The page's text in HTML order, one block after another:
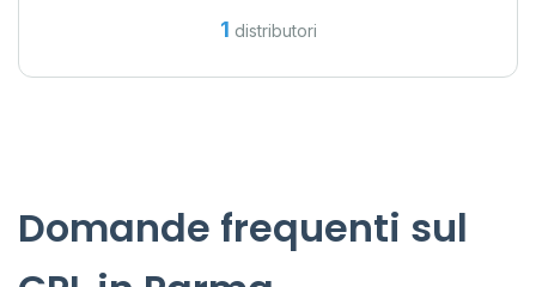
1 distributori
Domande frequenti sul